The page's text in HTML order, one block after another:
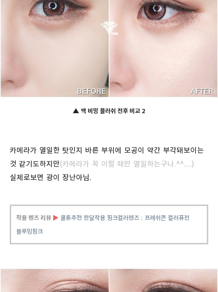
▲ 맥 비밍 블러쉬 전후 비교 2
카메라가 열일한 탓인지 바른 부위에 모공이 약간 부각돼보이는
것 같기도하지만(카메라가 꼭 이럴 때만 열일하는구나.^^....)
실제로보면 광이 장난아님.
착용 렌즈 리뷰 ▶ 쿨톤추천 한달착용 핑크컬러렌즈 : 프레쉬콘 컬러퓨전
블루밍핑크